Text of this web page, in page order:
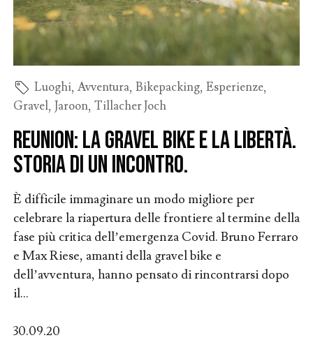
Luoghi, Avventura, Bikepacking, Esperienze,
Gravel, Jaroon, Tillacher Joch
rEUnion: la gravel bike e la libertà.
Storia di un incontro.
È difficile immaginare un modo migliore per
celebrare la riapertura delle frontiere al termine della
fase più critica dell’emergenza Covid. Bruno Ferraro
e Max Riese, amanti della gravel bike e
dell’avventura, hanno pensato di rincontrarsi dopo
il...
30.09.20